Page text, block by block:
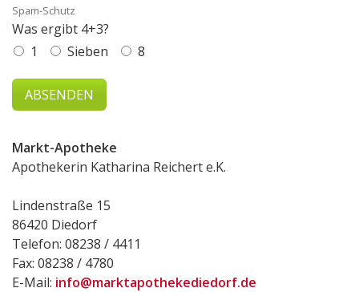
Spam-Schutz
Was ergibt 4+3?
1
Sieben 8
Markt-Apotheke
Apothekerin Katharina Reichert e.K.
Lindenstraße 15
86420 Diedorf
Telefon: 08238 / 4411
Fax: 08238 / 4780
E-Mail: info@marktapothekediedorf.de